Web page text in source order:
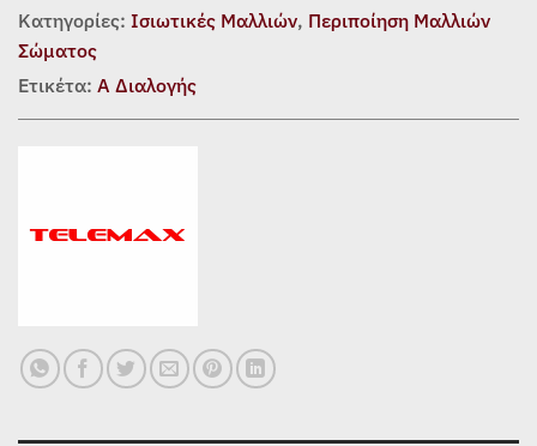
Κατηγορίες: Ισιωτικές Μαλλιών, Περιποίηση Μαλλιών
Σώματος
Ετικέτα: Α Διαλογής